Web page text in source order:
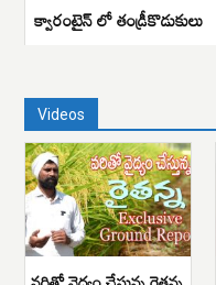
క్వారంటైన్ లో తండ్రీకొడుకులు
Videos